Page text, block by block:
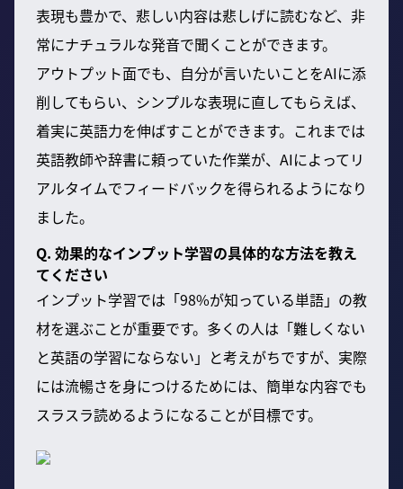
表現も豊かで、悲しい内容は悲しげに読むなど、非
常にナチュラルな発音で聞くことができます。
アウトプット面でも、自分が言いたいことをAIに添
削してもらい、シンプルな表現に直してもらえば、
着実に英語力を伸ばすことができます。これまでは
英語教師や辞書に頼っていた作業が、AIによってリ
アルタイムでフィードバックを得られるようになり
ました。
Q. 効果的なインプット学習の具体的な方法を教え
てください
インプット学習では「98%が知っている単語」の教
材を選ぶことが重要です。多くの人は「難しくない
と英語の学習にならない」と考えがちですが、実際
には流暢さを身につけるためには、簡単な内容でも
スラスラ読めるようになることが目標です。